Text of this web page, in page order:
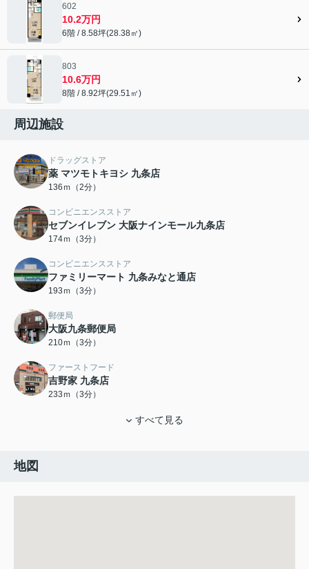
602
10.2万円
6階 / 8.58坪(28.38㎡)
803
10.6万円
8階 / 8.92坪(29.51㎡)
周辺施設
ドラッグストア
薬 マツモトキヨシ 九条店
136ｍ（2分）
コンビニエンスストア
セブンイレブン 大阪ナインモール九条店
174ｍ（3分）
コンビニエンスストア
ファミリーマート 九条みなと通店
193ｍ（3分）
郵便局
大阪九条郵便局
210ｍ（3分）
ファーストフード
吉野家 九条店
233ｍ（3分）
すべて見る
地図